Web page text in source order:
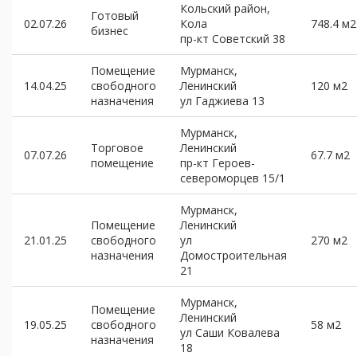
02.07.26
Готовый
бизнес
Кольский район,
Кола
пр-кт Советский 38
748.4 м2
14.04.25
Помещение
свободного
назначения
Мурманск,
Ленинский
ул Гаджиева 13
120 м2
07.07.26
Торговое
помещение
Мурманск,
Ленинский
пр-кт Героев-
североморцев 15/1
67.7 м2
21.01.25
Помещение
свободного
назначения
Мурманск,
Ленинский
ул
Домостроительная
21
270 м2
19.05.25
Помещение
свободного
назначения
Мурманск,
Ленинский
ул Саши Ковалева
18
58 м2